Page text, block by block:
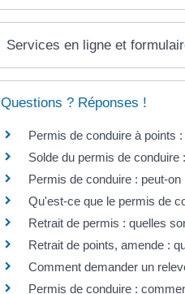
Services en ligne et
Questions ? Réponses !
Permis de conduire à points
Solde du permis de
Permis de conduire : peut-
Qu'est-ce que le permis de
Retrait de permis : quelles
Retrait de points, amende :
Comment demander un
Permis de conduire :